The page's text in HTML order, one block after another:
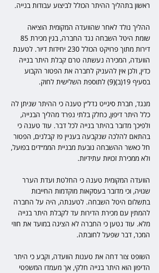
ראשון בתהליך ההיתר הכולל לביצוע עבודות בנייה.
ההליך נולד לאחר שהוועדה המקומית הוציאה
דירות מתוך פרויקט הכולל 230 יחידות דיור. לטענת
הוועדה, המכירה נעשתה טרם קבלת היתר בנייה
כדין, ולכן אין להעניק לחברה את הפטור הקבוע
בסעיף 19(ב)(9) לתוספת השלישית לחוק.
מנגד, חברת סיגייט נדל״ן טענה כי ההיתר שניתן לה
כלל היתר דיפון, כחלק בלתי נפרד מהליך הבנייה,
ולפיכך מדובר בהיתר בנייה לכל דבר. עוד טענה כי
בהתאם להלכה שנקבעה בעניין פז קבלנים, הפטור
חל כאשר ההשבחה נובעת מבניית הממ״דים בפועל,
ולא ממכירת זכויות עתידיות.
הוועדה המקומית טענה כי החלטת ועדת הערר
שגויה, וכי מדובר בעסקאות מוקדמות החייבות
בתשלום היטל השבחה. לטענתה, היה על החברה
להמתין עם מכירת הדירות עד לקבלת היתר בנייה
מלא. עוד נטען כי החברה לא הציגה במועד את חוזי
המכר, דבר שפעל לחובתה.
השופט צור דחה את טענות הוועדה, וקבע כי היתר
הדיפון הוא היתר בנייה חלקי, אך מעמדו המשפטי